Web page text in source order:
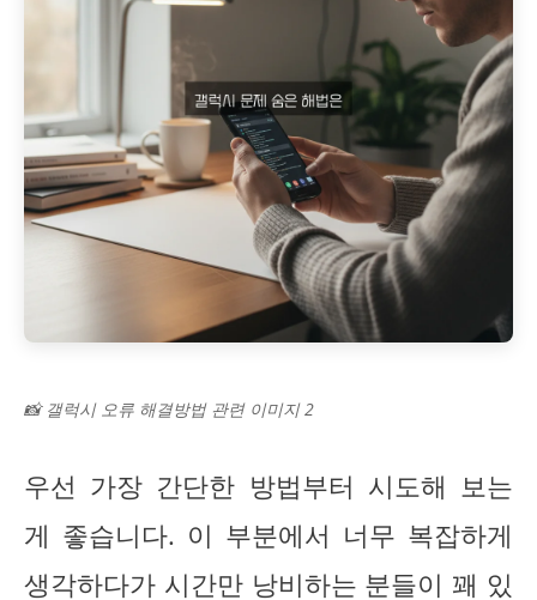
📸 갤럭시 오류 해결방법 관련 이미지 2
우선 가장 간단한 방법부터 시도해 보는
게 좋습니다. 이 부분에서 너무 복잡하게
생각하다가 시간만 낭비하는 분들이 꽤 있